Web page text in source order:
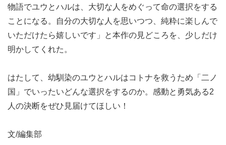
物語でユウとハルは、大切な人をめぐって命の選択をする
ことになる。自分の大切な人を思いつつ、純粋に楽しんで
いただけたら嬉しいです」と本作の見どころを、少しだけ
明かしてくれた。
はたして、幼馴染のユウとハルはコトナを救うため「二ノ
国」でいったいどんな選択をするのか。感動と勇気ある2
人の決断をぜひ見届けてほしい！
文/編集部